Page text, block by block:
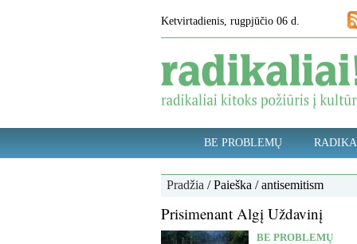
Ketvirtadienis, rugpjūčio 06 d.
BE PROBLEMŲ
Pradžia / Paieška / antisemitism
Prisimenant Algį Uždavinį
BE PROBLEMŲ